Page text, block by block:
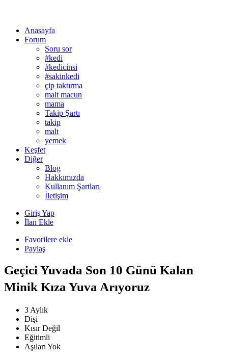
Anasayfa
Forum
Soru sor
#kedi
#kedicinsi
#sakinkedi
çip taktırma
malt macun
mama
Takip Şartı
takip
malt
yemek
Keşfet
Diğer
Blog
Hakkımızda
Kullanım Şartları
İletişim
Giriş Yap
İlan Ekle
Favorilere ekle
Paylaş
Geçici Yuvada Son 10 Günü Kalan
Minik Kıza Yuva Arıyoruz
3 Aylık
Dişi
Kısır Değil
Eğitimli
Aşıları Yok